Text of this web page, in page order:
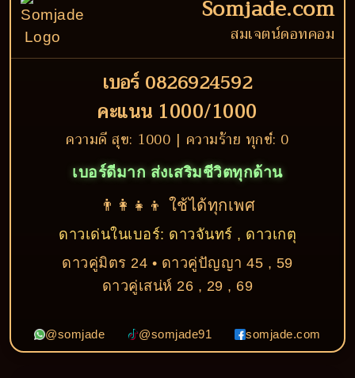
Somjade.com
สมเจตน์ดอทคอม
เบอร์ 0826924592
คะแนน 1000/1000
ความดี สุข: 1000 | ความร้าย ทุกข์: 0
เบอร์ดีมาก ส่งเสริมชีวิตทุกด้าน
👨‍👩‍👧‍👦 ใช้ได้ทุกเพศ
ดาวเด่นในเบอร์: ดาวจันทร์ , ดาวเกตุ
ดาวคู่มิตร 24 • ดาวคู่ปัญญา 45 , 59
ดาวคู่เสน่ห์ 26 , 29 , 69
@somjade @somjade91 somjade.com